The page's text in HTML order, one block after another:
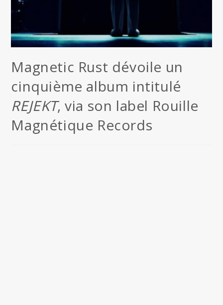
Magnetic Rust dévoile un
cinquième album intitulé
REJEKT, via son label Rouille
Magnétique Records